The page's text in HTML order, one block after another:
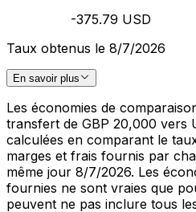
-375.79 USD
Taux obtenus le 8/7/2026
En savoir plus
Les économies de
transfert de GBP 20,000 vers
calculées en comparant le
marges et frais fournis par
même jour 8/7/2026. Les
fournies ne sont vraies que
peuvent ne pas inclure tous